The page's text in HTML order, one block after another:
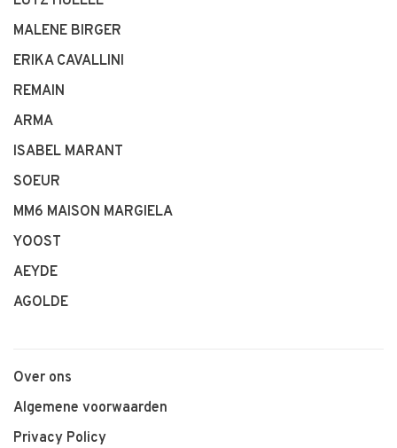
MALENE BIRGER
ERIKA CAVALLINI
REMAIN
ARMA
ISABEL MARANT
SOEUR
MM6 MAISON MARGIELA
YOOST
AEYDE
AGOLDE
Over ons
Algemene voorwaarden
Privacy Policy